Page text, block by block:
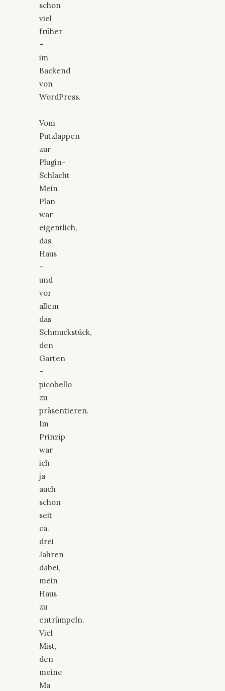
schon
viel
früher
–
im
Backend
von
WordPress.
Vom
Putzlappen
zur
Plugin-
Schlacht
Mein
Plan
war
eigentlich,
das
Haus
–
und
vor
allem
das
Schmuckstück,
den
Garten
–
picobello
zu
präsentieren.
Im
Prinzip
war
ich
ja
auch
schon
seit
ca.
drei
Jahren
dabei,
mein
Haus
zu
entrümpeln.
Viel
Mist,
den
meine
Ma